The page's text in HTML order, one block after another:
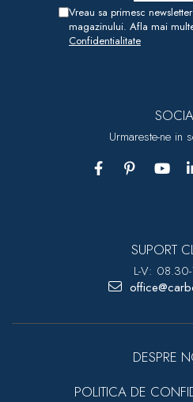
Vreau sa primesc
magazinului. Afla mai
Confidentialitate
Urmareste-ne in
SUPORT
L-V:
DESPRE
POLITICA DE